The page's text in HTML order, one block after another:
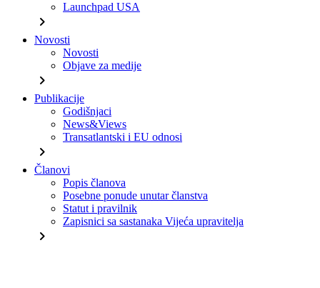
Launchpad USA
chevron_right
Novosti
Novosti
Objave za medije
chevron_right
Publikacije
Godišnjaci
News&Views
Transatlantski i EU odnosi
chevron_right
Članovi
Popis članova
Posebne ponude unutar članstva
Statut i pravilnik
Zapisnici sa sastanaka Vijeća upravitelja
chevron_right